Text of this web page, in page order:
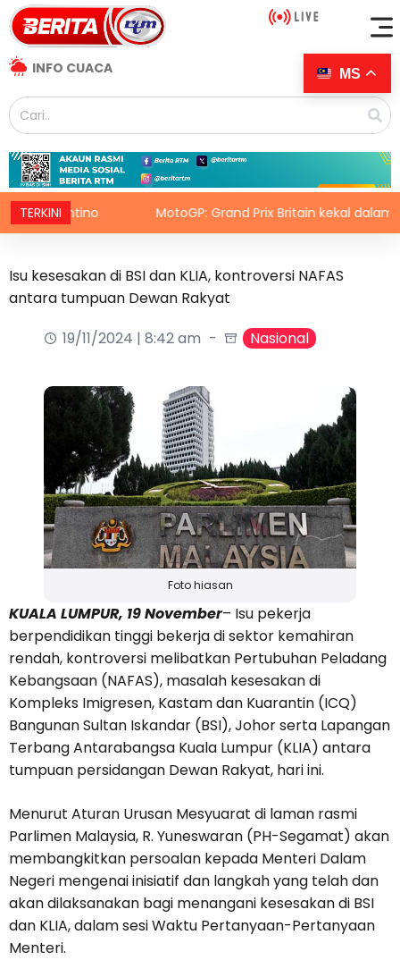
INFO CUACA
TERKINI MotoGP: Grand Prix Britain kekal dalam
Isu kesesakan di BSI dan KLIA, kontroversi NAFAS
antara tumpuan Dewan Rakyat
19/11/2024 | 8:42 am
Nasional
Foto hiasan
KUALA LUMPUR, 19 November– Isu pekerja
berpendidikan tinggi bekerja di sektor kemahiran
rendah, kontroversi melibatkan Pertubuhan Peladang
Kebangsaan (NAFAS), masalah kesesakan di
Kompleks Imigresen, Kastam dan Kuarantin (ICQ)
Bangunan Sultan Iskandar (BSI), Johor serta Lapangan
Terbang Antarabangsa Kuala Lumpur (KLIA) antara
tumpuan persidangan Dewan Rakyat, hari ini.
Menurut Aturan Urusan Mesyuarat di laman rasmi
Parlimen Malaysia, R. Yuneswaran (PH-Segamat) akan
membangkitkan persoalan kepada Menteri Dalam
Negeri mengenai inisiatif dan langkah yang telah dan
akan dilaksanakan bagi menangani kesesakan di BSI
dan KLIA, dalam sesi Waktu Pertanyaan-Pertanyaan
Menteri.
MS